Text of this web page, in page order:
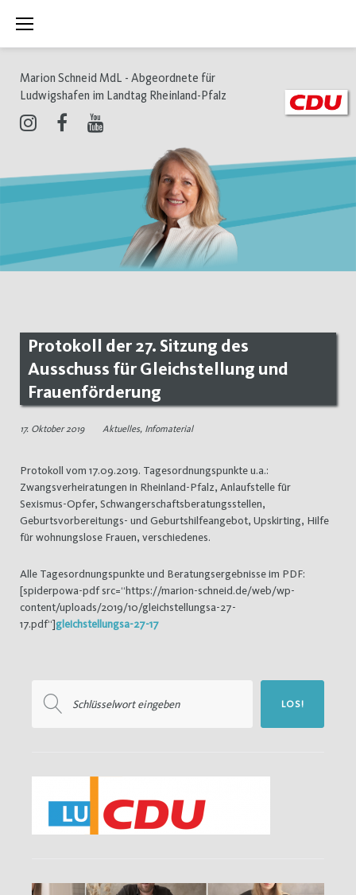
Inhalt
Marion Schneid MdL - Abgeordnete für
Ludwigshafen im Landtag Rheinland-Pfalz
Protokoll der 27. Sitzung des
Ausschuss für Gleichstellung und
Frauenförderung
17. Oktober 2019 Aktuelles, Infomaterial
Protokoll vom 17.09.2019. Tagesordnungspunkte u.a.:
Zwangsverheiratungen in Rheinland-Pfalz, Anlaufstelle für
Sexismus-Opfer, Schwangerschaftsberatungsstellen,
Geburtsvorbereitungs- und Geburtshilfeangebot, Upskirting, Hilfe
für wohnungslose Frauen, verschiedenes.
Alle Tagesordnungspunkte und Beratungsergebnisse im PDF:
[spiderpowa-pdf src=“https://marion-schneid.de/web/wp-
content/uploads/2019/10/gleichstellungsa-27-
17.pdf“]gleichstellungsa-27-17
nach:
LOS!